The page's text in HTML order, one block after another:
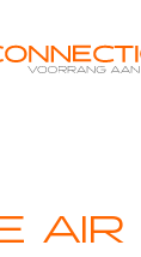
AIR